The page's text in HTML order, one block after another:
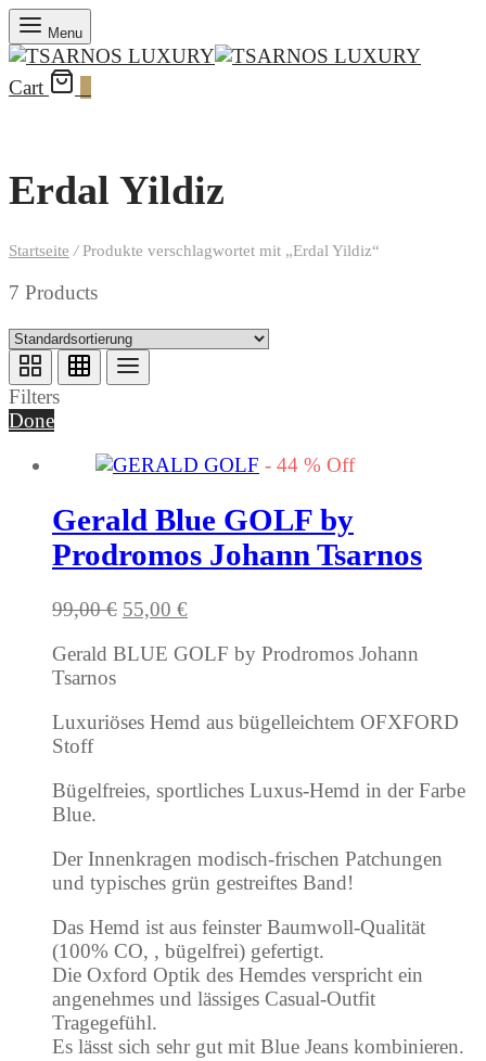
Menu
Cart
Erdal Yildiz
Startseite /Produkte verschlagwortet mit „Erdal Yildiz“
7 Products
Filters
Done
- 44 % Off
Gerald Blue GOLF by
Prodromos Johann Tsarnos
99,00€ Ursprünglicher
war:
55,00 €Aktueller
ist:
Gerald BLUE GOLF by Prodromos Johann
Tsarnos
Luxuriöses Hemd aus bügelleichtem OFXFORD
Stoff
Bügelfreies, sportliches Luxus-Hemd in der Farbe
Blue.
Der Innenkragen modisch-frischen Patchungen
und typisches grün gestreiftes Band!
Das Hemd ist aus feinster Baumwoll-Qualität
(100% CO, , bügelfrei) gefertigt.
Die Oxford Optik des Hemdes verspricht ein
angenehmes und lässiges Casual-Outfit
Tragegefühl.
Es lässt sich sehr gut mit Blue Jeans kombinieren.